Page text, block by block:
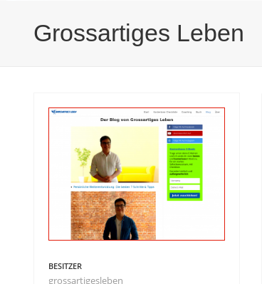
Grossartiges Leben
BESITZER
grossartigesleben